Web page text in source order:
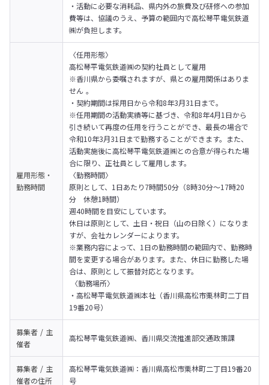
・活動に必要な消耗品、県内外の旅費及び研修への参加
費等は、協議のうえ、予算の範囲内で高松琴平電気鉄道
㈱が負担します。
雇用形態・
勤務時間
〈任用形態〉
高松琴平電気鉄道㈱の契約社員として雇用
※香川県から委嘱されますが、県との雇用関係はありま
せん 。
・契約期間は採用日から令和8年3月31日まで。
※任用期間の活動実績等に基づき、令和8年4月1日から
引き続いて再度の任用を行うことができ、最長の場合で
令和10年3月31日まで勤務することができます。また、
活動実施後に高松琴平電気鉄道㈱との合意が得られた場
合に限り、正社員として雇用します。
〈勤務時間〉
原則として、1日あたり7時間50分（8時30分～17時20
分　休憩1時間）
週40時間を目安にしています。
休日は原則として、土日・祝日（山の日除く）になりま
すが、会社カレンダーによります。
※業務内容によって、1日の勤務時間の範囲内で、勤務時
間を変更する場合があります。また、休日に勤務した場
合は、原則として振替対応となります。
・高松琴平電気鉄道㈱本社（香川県高松市栗林町二丁目
19番20号）
募集者 / 主
催者
高松琴平電気鉄道㈱、香川県交流推進部交通政策課
募集者 / 主
催者の住所
高松琴平電気鉄道㈱：香川県高松市栗林町二丁目19番20
号